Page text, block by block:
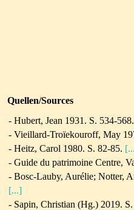
Quellen/Sources
- Hubert, Jean 1931. S. 534-568.
- Vieillard-Troïekouroff, May
- Heitz, Carol 1980. S. 82-85.
- Guide du patrimoine Centre,
- Bosc-Lauby, Aurélie; Notter,
[...]
- Sapin, Christian (Hg.) 2019.